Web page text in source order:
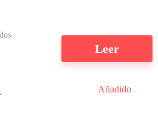
Leer
Añadido